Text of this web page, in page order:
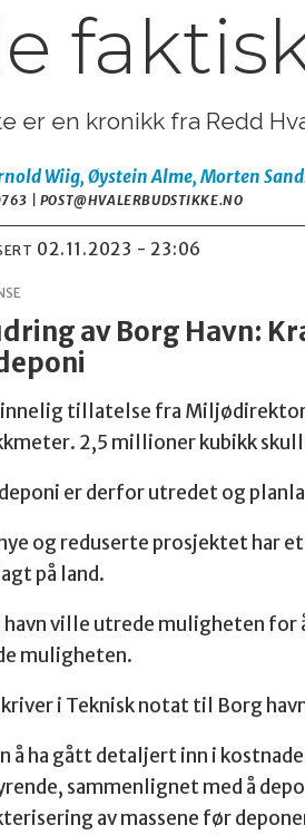
er en kronikk fra Redd
Wiig, Øystein Alme, Morten
| POST@HVALERBUDSTIKKE.NO
02.11.2023 - 23:06
av Borg Havn:
tillatelse fra
2,5 millioner kubikk
er derfor utredet og
og reduserte prosjektet har
på land.
havn ville utrede muligheten for
muligheten.
i Teknisk notat til Borg
å ha gått detaljert inn i
sammenlignet med å
av massene før